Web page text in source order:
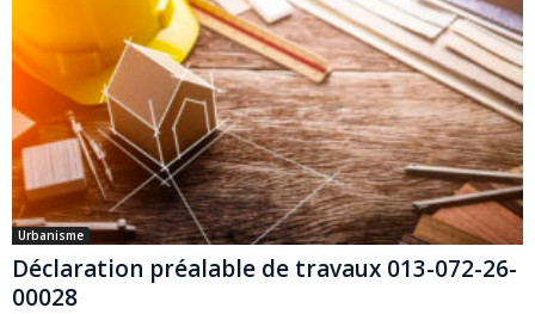
Urbanisme
Déclaration préalable de travaux 013-072-26-
00028